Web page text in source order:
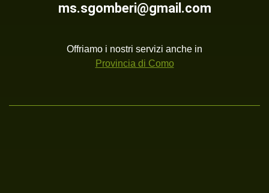
ms.sgomberi@gmail.com
Offriamo i nostri servizi anche in
Provincia di Como